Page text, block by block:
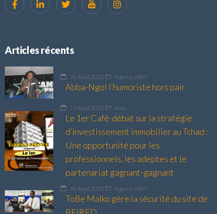
Articles récents
22 Août 2023 Agence 2BM
Abba-Ngol l’humoriste hors pair
21 Août 2023 Actu
Le 1er Café-débat sur la stratégie
d’investissement immobilier au Tchad :
Une opportunité pour les
professionnels, les adeptes et le
partenariat gagnant-gagnant
10 Août 2023 Agence 2BM
ToBe Malko gère la sécurité du site de